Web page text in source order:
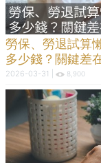
勞保、勞退試算
多少錢？關鍵差
2026-03-31 | 8,900